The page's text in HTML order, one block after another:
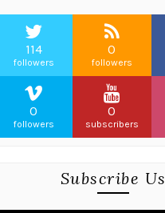
114
followers
0
followers
0
followers
0
subscribers
Subscribe Us